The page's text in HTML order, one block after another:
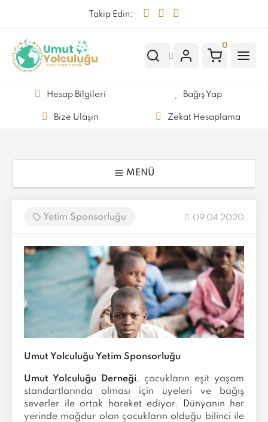
Takip Edin:
0
Hesap Bilgileri Bağış Yap
Bize Ulaşın Zekat Hesaplama
MENÜ
Yetim Sponsorluğu 09 04 2020
Umut Yolculuğu Yetim Sponsorluğu
Umut Yolculuğu Derneği, çocukların eşit yaşam
standartlarında olması için üyeleri ve bağış
severler ile ortak hareket ediyor. Dünyanın her
yerinde mağdur olan çocukların olduğu bilinci ile